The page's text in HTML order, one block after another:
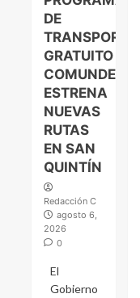
DE
TRANSPORTE
GRATUITO
COMUNDER
ESTRENA
NUEVAS
RUTAS
EN SAN
QUINTÍN
Redacción C
agosto 6,
2026
0
El
Gobierno